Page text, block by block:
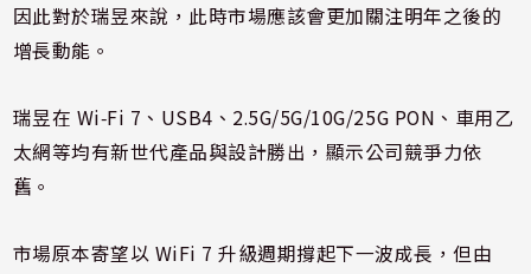
因此對於瑞昱來說，此時市場應該會更加關注明年之後的
增長動能。
瑞昱在 Wi‑Fi 7、USB4、2.5G/5G/10G/25G PON、車用乙
太網等均有新世代產品與設計勝出，顯示公司競爭力依
舊。
市場原本寄望以 WiFi 7 升級週期撐起下一波成長，但由